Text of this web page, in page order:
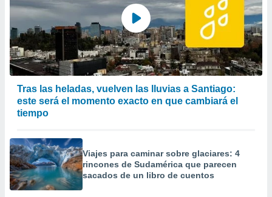
Tras las heladas, vuelven las lluvias a Santiago:
este será el momento exacto en que cambiará el
tiempo
Viajes para caminar sobre glaciares: 4
rincones de Sudamérica que parecen
sacados de un libro de cuentos